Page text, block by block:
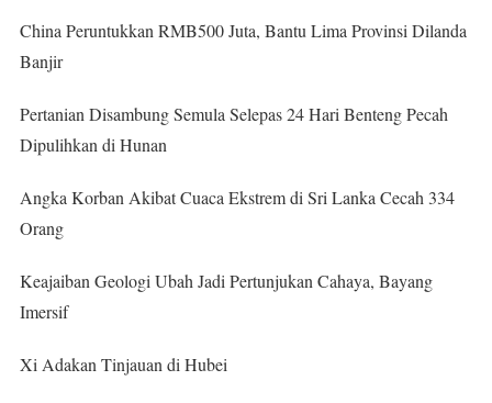
China Peruntukkan RMB500 Juta, Bantu Lima Provinsi Dilanda
Banjir
Pertanian Disambung Semula Selepas 24 Hari Benteng Pecah
Dipulihkan di Hunan
Angka Korban Akibat Cuaca Ekstrem di Sri Lanka Cecah 334
Orang
Keajaiban Geologi Ubah Jadi Pertunjukan Cahaya, Bayang
Imersif
Xi Adakan Tinjauan di Hubei